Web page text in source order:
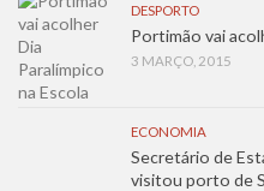
DESPORTO
Portimão vai
3 MARÇO, 2015
ECONOMIA
Secretário de
visitou porto de